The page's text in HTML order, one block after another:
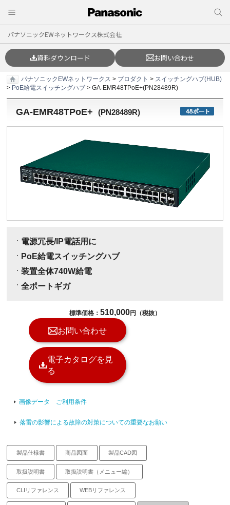
パナソニックEWネットワークス株式会社
資料ダウンロード お問い合わせ
パナソニックEWネットワークス > プロダクト > スイッチングハブ(HUB)
> PoE給電スイッチングハブ > GA-EMR48TPoE+(PN28489R)
GA-EMR48TPoE+ (PN28489R)
画像データ ご利用条件
電源冗長/IP電話用に
PoE給電スイッチングハブ
装置全体740W給電
全ポートギガ
標準価格： 510,000円（税抜）
お問い合わせ
電子カタログを見
る
落雷の影響による故障の対策についての重要なお願い
製品仕様書 商品図面 製品CAD図
取扱説明書 取扱説明書（メニュー編）
CLIリファレンス WEBリファレンス